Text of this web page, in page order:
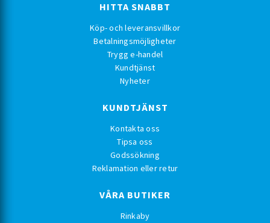
HITTA SNABBT
Köp- och leveransvillkor
Betalningsmöjligheter
Trygg e-handel
Kundtjänst
Nyheter
KUNDTJÄNST
Kontakta oss
Tipsa oss
Godssökning
Reklamation eller retur
VÅRA BUTIKER
Rinkaby